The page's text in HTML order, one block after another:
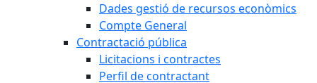
Dades gestió de recursos econòmics
Compte General
Contractació pública
Licitacions i contractes
Perfil de contractant